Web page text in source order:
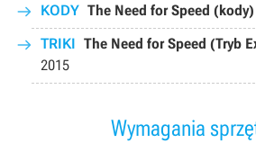
KODY The Need for Speed (kody)
TRIKI The Need for Speed (Tryb
2015
Wymagania